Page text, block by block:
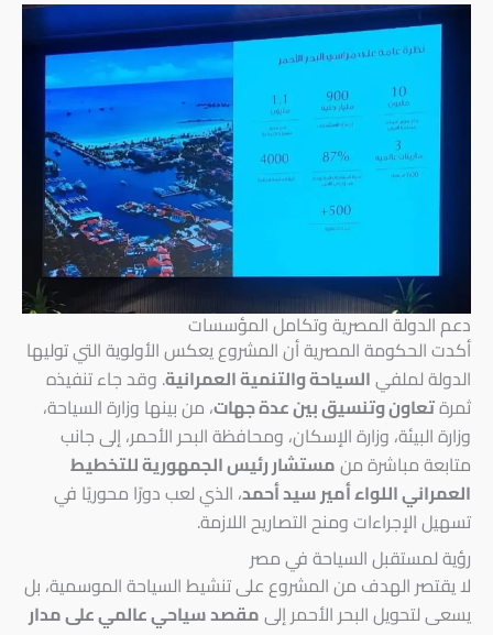
دعم الدولة المصرية وتكامل المؤسسات
أكدت الحكومة المصرية أن المشروع يعكس الأولوية التي توليها
الدولة لملفيالسياحة والتنمية العمرانية. وقد جاء تنفيذه
ثمرةتعاون وتنسيق بين عدة جهات، من بينها وزارة السياحة،
وزارة البيئة، وزارة الإسكان، ومحافظة البحر الأحمر، إلى جانب
متابعة مباشرة منمستشار رئيس الجمهورية للتخطيط
العمراني اللواء أمير سيد أحمد، الذي لعب دورًا محوريًا في
تسهيل الإجراءات ومنح التصاريح اللازمة.
رؤية لمستقبل السياحة في مصر
لا يقتصر الهدف من المشروع على تنشيط السياحة الموسمية، بل
يسعى لتحويل البحر الأحمر إلىمقصد سياحي عالمي على مدار